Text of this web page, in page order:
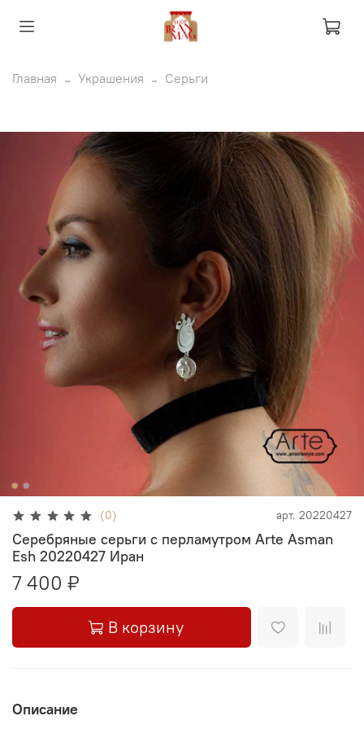
Главная Украшения Серьги
(0) арт. 20220427
Серебряные серьги с перламутром Arte Asman
Esh 20220427 Иран
7 400 ₽
В корзину
Описание